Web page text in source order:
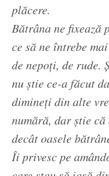
plăcere.
Bătrâna ne fixează
ce să ne întrebe
de nepoți, de rude.
nu știe ce-a făcut
dimineți din alte
numără, dar știe
decât oasele
Îi privesc pe